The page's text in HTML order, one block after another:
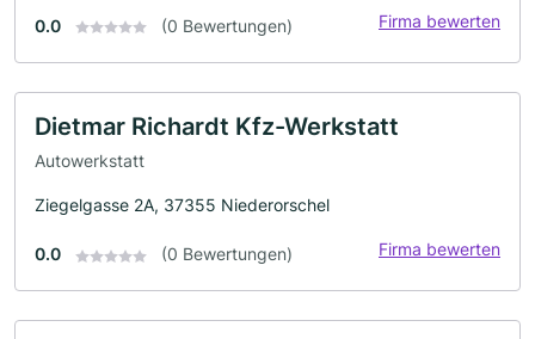
0.0 (0 Bewertungen) Firma bewerten
Dietmar Richardt Kfz-Werkstatt
Autowerkstatt
Ziegelgasse 2A, 37355 Niederorschel
0.0 (0 Bewertungen) Firma bewerten